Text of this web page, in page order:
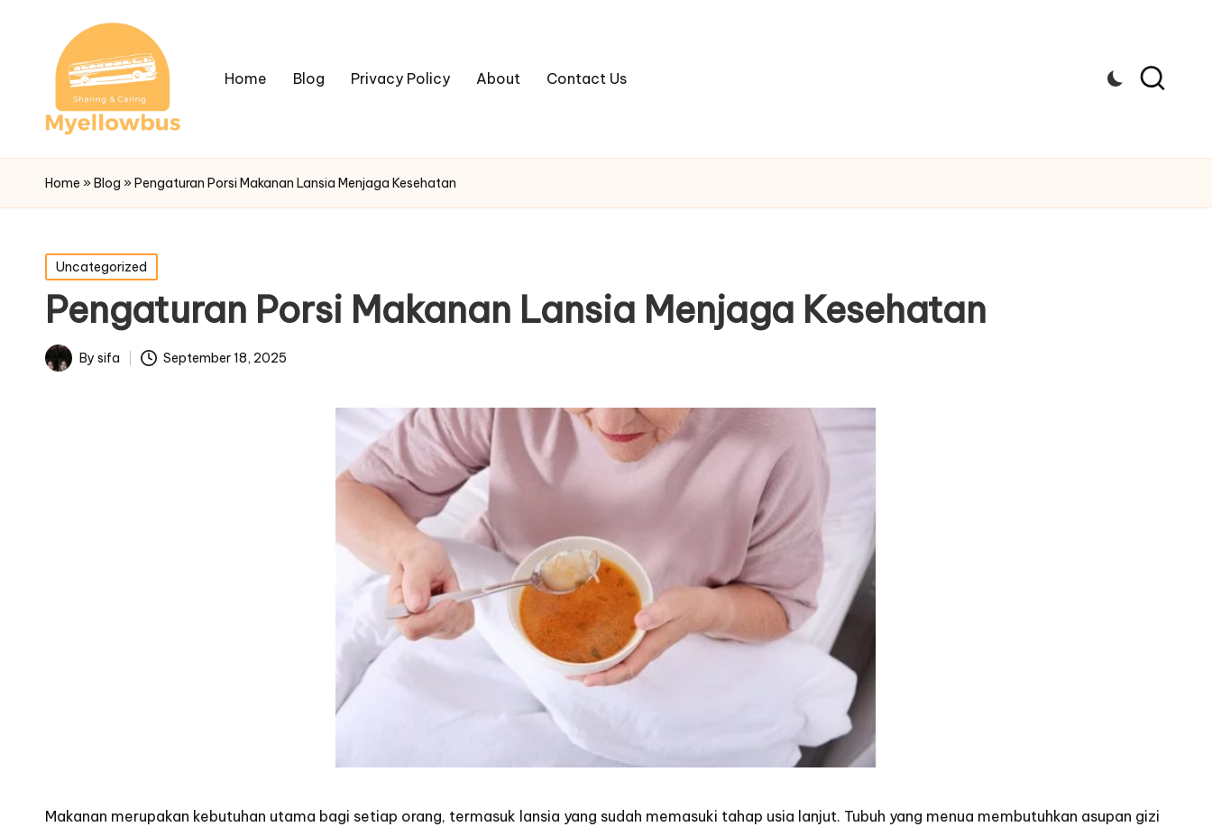
Home Blog Privacy Policy About Contact Us
Home »Blog »Pengaturan Porsi Makanan Lansia Menjaga Kesehatan
Posted
in
Uncategorized
Pengaturan Porsi Makanan Lansia Menjaga Kesehatan
PostedBy sifa September 18, 2025
Makanan merupakan kebutuhan utama bagi setiap orang, termasuk lansia yang sudah memasuki tahap usia lanjut. Tubuh yang menua membutuhkan asupan gizi